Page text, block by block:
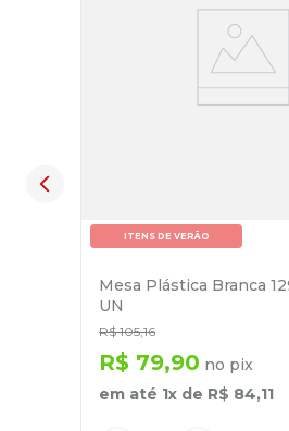
ITENS DE VERÃO
Mesa Plástica Branca
UN
R$ 105,16
R$ 79,90 no pix
em até 1x de R$ 84,11